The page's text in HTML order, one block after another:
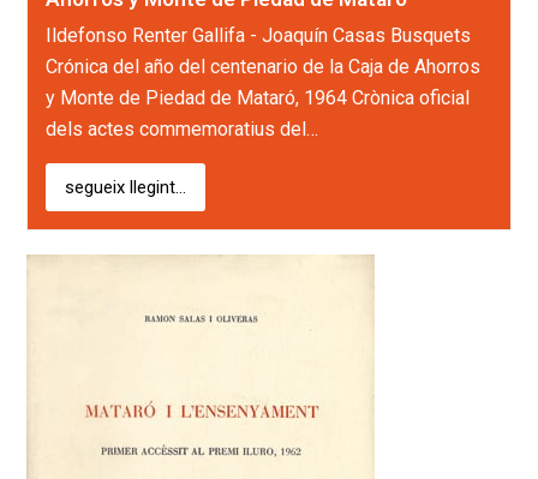
Ildefonso Renter Gallifa - Joaquín Casas Busquets
Crónica del año del centenario de la Caja de Ahorros
y Monte de Piedad de Mataró, 1964 Crònica oficial
dels actes commemoratius del…
segueix llegint...